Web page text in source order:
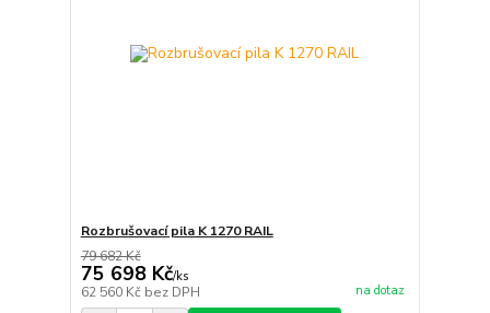
Rozbrušovací pila K 1270 RAIL
79 682 Kč
75 698 Kč/ks
62 560 Kč bez DPH na dotaz